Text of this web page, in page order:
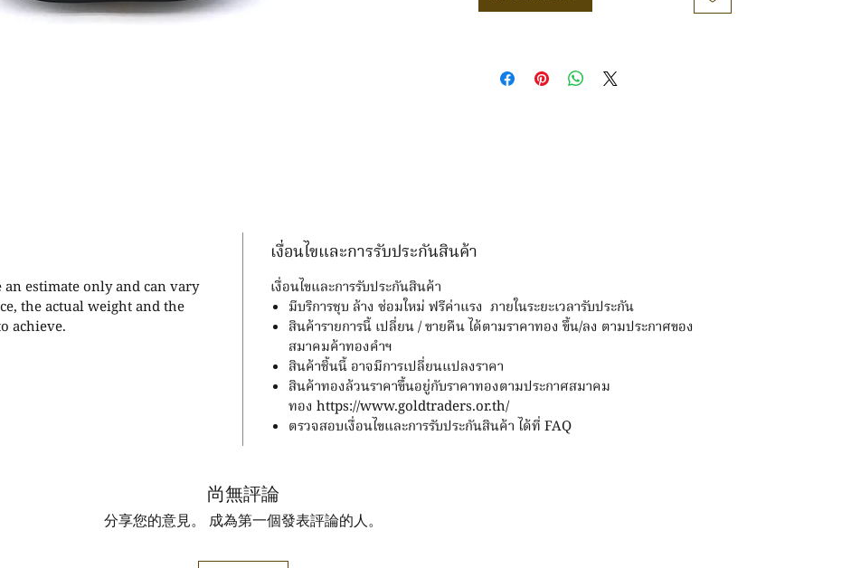
estimate only and can vary
the actual weight and the
achieve.
เงื่อนไขและการรับประกันสินค้า
เงื่อนไขและการรับประกันสินค้า
มีบริการชุบ ล้าง ซ่อมใหม่ ฟรีค่าแรง ภายในระยะเวลารับประกัน
สินค้ารายการนี้ เปลี่ยน / ขายคืน ได้ตามราคาทอง ขึ้น/ลง ตามประกาศของ
สมาคมค้าทองคำฯ
สินค้าชิ้นนี้ อาจมีการเปลี่ยนแปลงราคา
สินค้าทองล้วนราคาขึ้นอยู่กับราคาทองตามประกาศสมาคม
ทอง https://www.goldtraders.or.th/
ตรวจสอบเงื่อนไขและการรับประกันสินค้า ได้ที่ FAQ
尚無評論
分享您的意見。 成為第一個發表評論的人。